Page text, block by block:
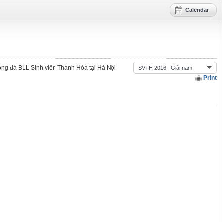
Calendar
đá BLL Sinh viên Thanh Hóa tại Hà Nội SVTH 2016 - Giải nam
Print